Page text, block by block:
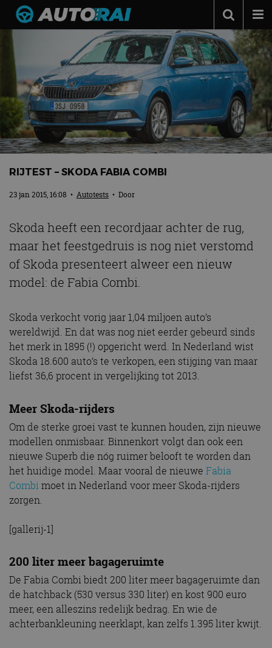
Autotests
Automerken
Adverteren
Contact
MotorRAI.nl
RIJTEST – SKODA FABIA COMBI
23 jan 2015, 16:08 • Autotests • Door
Skoda heeft een recordjaar achter de rug,
maar het feestgedruis is nog niet verstomd
of Skoda presenteert alweer een nieuw
model: de Fabia Combi.
Skoda verkocht vorig jaar 1,04 miljoen auto’s
wereldwijd. En dat was nog niet eerder gebeurd sinds
het merk in 1895 (!) opgericht werd. In Nederland wist
Skoda 18.600 auto’s te verkopen, een stijging van maar
liefst 36,6 procent in vergelijking tot 2013.
Meer Skoda-rijders
Om de sterke groei vast te kunnen houden, zijn nieuwe
modellen onmisbaar. Binnenkort volgt dan ook een
nieuwe Superb die nóg ruimer belooft te worden dan
het huidige model. Maar vooral de nieuwe Fabia
Combi moet in Nederland voor meer Skoda-rijders
zorgen.
[gallerij-1]
200 liter meer bagageruimte
De Fabia Combi biedt 200 liter meer bagageruimte dan
de hatchback (530 versus 330 liter) en kost 900 euro
meer, een alleszins redelijk bedrag. En wie de
achterbankleuning neerklapt, kan zelfs 1.395 liter kwijt.